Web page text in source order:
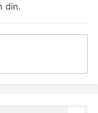
din.